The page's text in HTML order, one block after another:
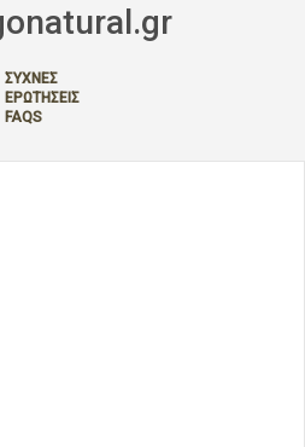
ΣΥΧΝΈΣ
ΕΡΩΤΉΣΕΙΣ
FAQS